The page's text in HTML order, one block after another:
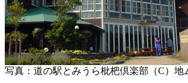
写真：道の駅とみうら枇杷倶楽部（C）地